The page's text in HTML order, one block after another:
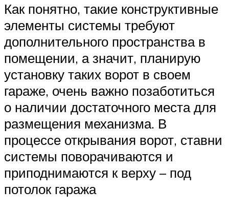
Как понятно, такие конструктивные
элементы системы требуют
дополнительного пространства в
помещении, а значит, планирую
установку таких ворот в своем
гараже, очень важно позаботиться
о наличии достаточного места для
размещения механизма. В
процессе открывания ворот, ставни
системы поворачиваются и
приподнимаются к верху – под
потолок гаража